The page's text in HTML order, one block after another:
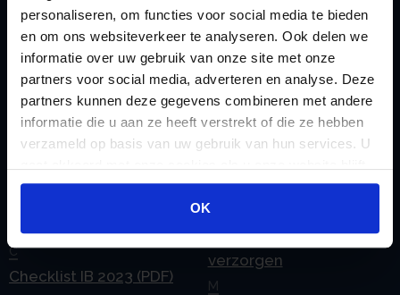
personaliseren, om functies voor social media te bieden
en om ons websiteverkeer te analyseren. Ook delen we
informatie over uw gebruik van onze site met onze
partners voor social media, adverteren en analyse. Deze
partners kunnen deze gegevens combineren met andere
informatie die u aan ze heeft verstrekt of die ze hebben
verzameld op basis van uw gebruik van hun services. U
gebruiken.
OK
Handige links
Afkoop Stamrecht
Belastingdienst
C
Checklist IB 2023 (PDF)
Jaarstukken opstellen
L
Lenen van de BV
Lijfrente BV
Liquidatie Pensioen BV
Loonadministratie
verzorgen
M